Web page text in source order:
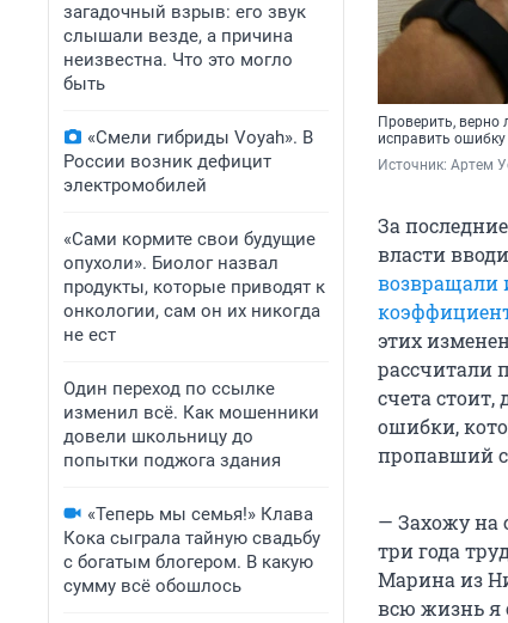
загадочный взрыв: его звук
слышали везде, а причина
неизвестна. Что это могло
быть
«Смели гибриды Voyah». В
России возник дефицит
электромобилей
«Сами кормите свои будущие
опухоли». Биолог назвал
продукты, которые приводят к
онкологии, сам он их никогда
не ест
Один переход по ссылке
изменил всё. Как мошенники
довели школьницу до
попытки поджога здания
«Теперь мы семья!» Клава
Кока сыграла тайную свадьбу
с богатым блогером. В какую
сумму всё обошлось
Проверить, верно
исправить ошибку
Источник: Артем
За
власти
возвращали
этих
рассчитали
счета
ошибки,
пропавший
— Захожу на
три года
Марина из
всю жизнь я